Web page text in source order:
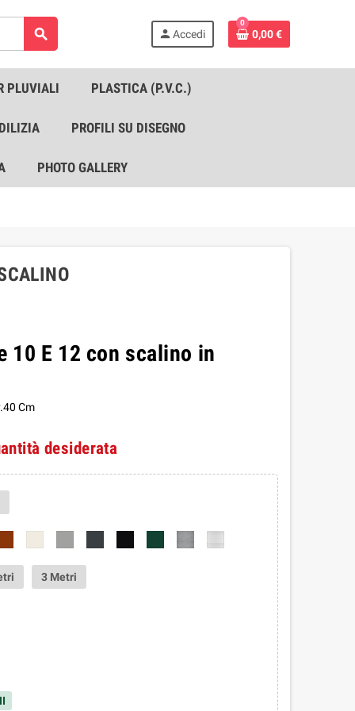
search person Accedi
0
0,00 €
PLUVIALI PLASTICA (P.V.C.)
PROFILI SU DISEGNO
PHOTO GALLERY
10 E 12 con scalino in
Cm
desiderata
3 Metri